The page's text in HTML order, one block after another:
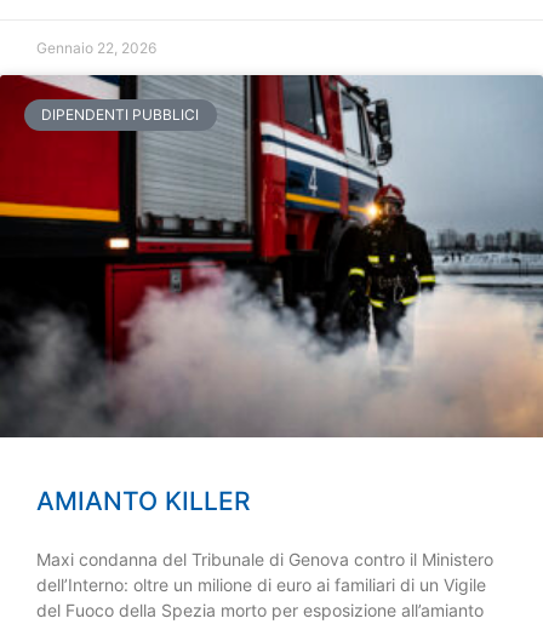
Gennaio 22, 2026
DIPENDENTI PUBBLICI
AMIANTO KILLER
Maxi condanna del Tribunale di Genova contro il Ministero
dell’Interno: oltre un milione di euro ai familiari di un Vigile
del Fuoco della Spezia morto per esposizione all’amianto